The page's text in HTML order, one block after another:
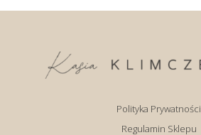
Polityka Prywatności
Regulamin Sklepu